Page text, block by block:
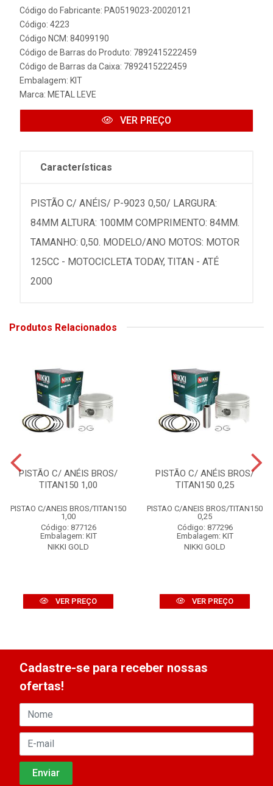
Código do Fabricante: PA0519023-20020121
Código: 4223
Código NCM: 84099190
Código de Barras do Produto: 7892415222459
Código de Barras da Caixa: 7892415222459
Embalagem: KIT
Marca: METAL LEVE
VER PREÇO
Características
PISTÃO C/ ANÉIS/ P-9023 0,50/ LARGURA:
84MM ALTURA: 100MM COMPRIMENTO: 84MM.
TAMANHO: 0,50. MODELO/ANO MOTOS: MOTOR
125CC - MOTOCICLETA TODAY, TITAN - ATÉ
2000
Produtos Relacionados
PISTÃO C/ ANÉIS BROS/
TITAN150 1,00
PISTAO C/ANEIS BROS/TITAN150
1,00
Código: 877126
Embalagem: KIT
NIKKI GOLD
VER PREÇO
PISTÃO C/ ANÉIS BROS/
TITAN150 0,25
PISTAO C/ANEIS BROS/TITAN150
0,25
Código: 877296
Embalagem: KIT
NIKKI GOLD
VER PREÇO
Cadastre-se para receber nossas
ofertas!